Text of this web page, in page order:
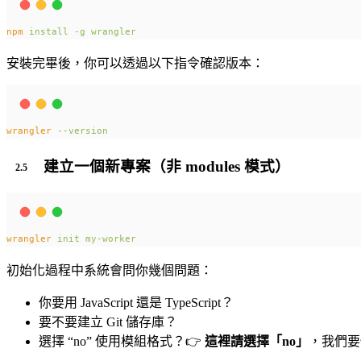
npm install -g wrangler
安裝完畢後，你可以透過以下指令確認版本：
wrangler --version
建立一個新專案（非 modules 模式）
wrangler init my-worker
初始化過程中系統會問你幾個問題：
你要用 JavaScript 還是 TypeScript？
要不要建立 Git 儲存庫？
選擇 “no” 使用模組格式？👉 這裡請選擇「no」 ，我們